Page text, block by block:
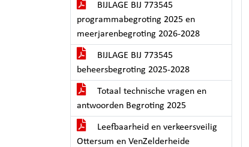
BIJLAGE BIJ 773545
programmabegroting 2025 en
meerjarenbegroting 2026-2028
BIJLAGE BIJ 773545
beheersbegroting 2025-2028
Totaal technische vragen en
antwoorden Begroting 2025
Leefbaarheid en verkeersveilig
Ottersum en VenZelderheide